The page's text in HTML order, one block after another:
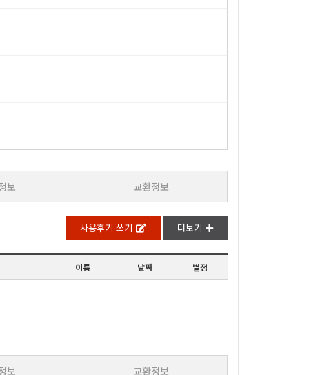
보 교환정보
사용후기 쓰기 더보기
이름 날짜 별점
보 교환정보